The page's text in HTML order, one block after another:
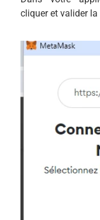
cliquer et valider